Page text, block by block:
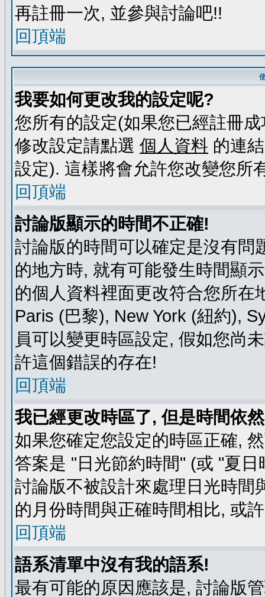
再註冊一次, 並參與討論吧!!
回頂端
我要如何更改我的設定呢?
您所有的設定(如果您已經註冊
修改設定請點選 個人資料 的連
設定). 這樣將會允許您改變您所
回頂端
討論版顯示的時間不正確!
討論版的時間可以確定是沒有問
的地方時, 就有可能發生時間顯
的個人資料裡面更改符合您所在
Paris (巴黎), New York (紐約),
員可以變更時區設定, 假如您尚
許這個錯誤的存在!
回頂端
我已經更改時區了, 但是時間依
如果您確定您設定的時區正確,
答案是 "日光節約時間" (或 "夏
討論版不被設計來處理日光時間
的月份時間與正確時間相比, 或
回頂端
語系清單中沒有我的語系!
最有可能的原因應該是, 討論版